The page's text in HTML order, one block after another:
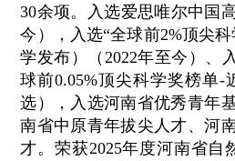
30余项。入选爱思唯尔中国
今），入选“全球前2%顶尖
学发布）（2022年至今）、
球前0.05%顶尖科学奖榜单-
选），入选河南省优秀青年
南省中原青年拔尖人才、河
才。荣获2025年度河南省自